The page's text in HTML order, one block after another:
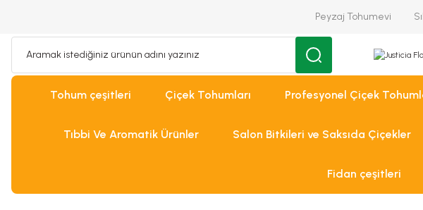
Peyzaj Tohumevi
Tohum çeşitleri Çiçek Tohumları Profesyonel Çiçek
Tıbbi Ve Aromatik Ürünler Salon Bitkileri ve Saksıda Çiçekler
Fidan çeşitleri